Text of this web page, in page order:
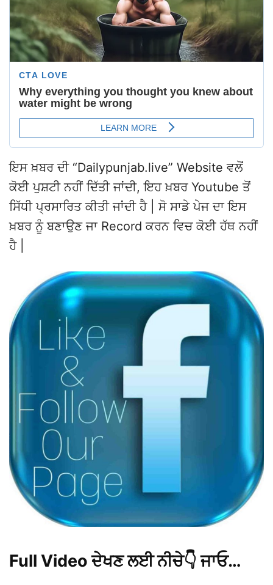
ਇਸ ਖ਼ਬਰ ਦੀ “Dailypunjab.live” Website ਵਲੋਂ
ਕੋਈ ਪੁਸ਼ਟੀ ਨਹੀਂ ਦਿੱਤੀ ਜਾਂਦੀ, ਇਹ ਖ਼ਬਰ Youtube ਤੋਂ
ਸਿੱਧੀ ਪ੍ਰਸਾਰਿਤ ਕੀਤੀ ਜਾਂਦੀ ਹੈ | ਸੋ ਸਾਡੇ ਪੇਜ ਦਾ ਇਸ
ਖ਼ਬਰ ਨੂੰ ਬਣਾਉਣ ਜਾ Record ਕਰਨ ਵਿਚ ਕੋਈ ਹੱਥ ਨਹੀਂ
ਹੈ |
Full Video ਦੇਖਣ ਲਈ ਨੀਚੇ👇 ਜਾਓ…